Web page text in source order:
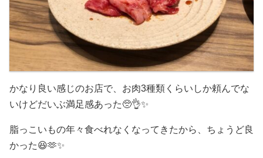
かなり良い感じのお店で、お肉3種類くらいしか頼んでな
いけどだいぶ満足感あった🥺👌✨
脂っこいもの年々食べれなくなってきたから、ちょうど良
かった😆🫶✨